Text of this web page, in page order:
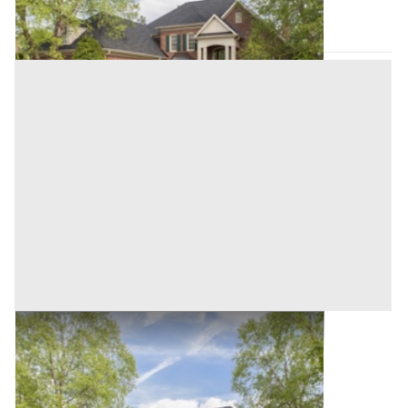
Codice asta:AI375764
Asta chiusa
Villini all'asta a Padova
Camposampiero (Padova)
Offerta minima
383.250 € 511.000 €